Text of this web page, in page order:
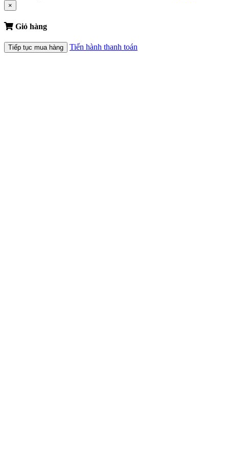
×
Giỏ hàng
Tiếp tục mua hàng Tiến hành thanh toán